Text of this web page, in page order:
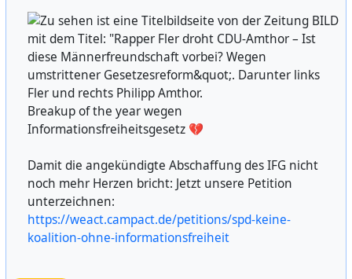
Breakup of the year wegen
Informationsfreiheitsgesetz 💔
Damit die angekündigte Abschaffung des IFG nicht
noch mehr Herzen bricht: Jetzt unsere Petition
unterzeichnen:
https://weact.campact.de/petitions/spd-keine-
koalition-ohne-informationsfreiheit